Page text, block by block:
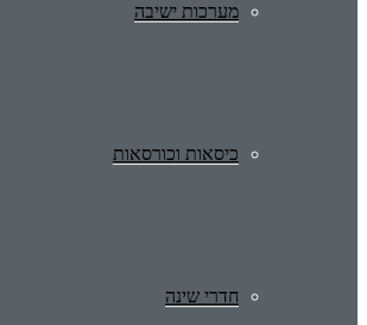
מערכות ישיבה
כיסאות וכורסאות
חדרי שינה